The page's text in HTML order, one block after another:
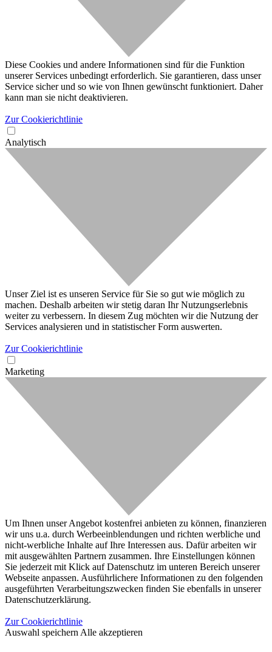
Diese Cookies und andere Informationen sind für die Funktion
unserer Services unbedingt erforderlich. Sie garantieren, dass unser
Service sicher und so wie von Ihnen gewünscht funktioniert. Daher
kann man sie nicht deaktivieren.
Zur Cookierichtlinie
Analytisch
Unser Ziel ist es unseren Service für Sie so gut wie möglich zu
machen. Deshalb arbeiten wir stetig daran Ihr Nutzungserlebnis
weiter zu verbessern. In diesem Zug möchten wir die Nutzung der
Services analysieren und in statistischer Form auswerten.
Zur Cookierichtlinie
Marketing
Um Ihnen unser Angebot kostenfrei anbieten zu können, finanzieren
wir uns u.a. durch Werbeeinblendungen und richten werbliche und
nicht-werbliche Inhalte auf Ihre Interessen aus. Dafür arbeiten wir
mit ausgewählten Partnern zusammen. Ihre Einstellungen können
Sie jederzeit mit Klick auf Datenschutz im unteren Bereich unserer
Webseite anpassen. Ausführlichere Informationen zu den folgenden
ausgeführten Verarbeitungszwecken finden Sie ebenfalls in unserer
Datenschutzerklärung.
Zur Cookierichtlinie
Auswahl speichern Alle akzeptieren